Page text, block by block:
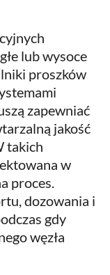
lub wysoce
proszków
zapewniać
jakość
takich
w
proces.
dozowania i
gdy
węzła